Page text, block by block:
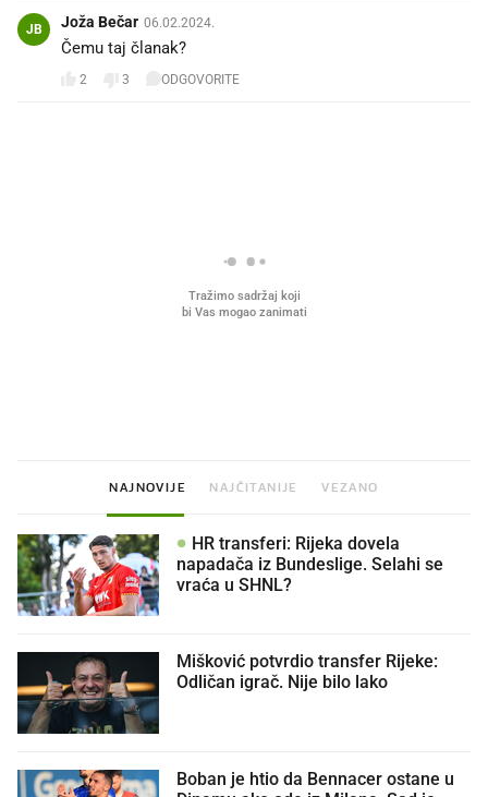
JB Joža Bečar 06.02.2024.
Čemu taj članak?
2 3 ODGOVORITE
NAJNOVIJE NAJČITANIJE VEZANO
HR transferi: Rijeka dovela
napadača iz Bundeslige. Selahi se
vraća u SHNL?
Mišković potvrdio transfer Rijeke:
Odličan igrač. Nije bilo lako
Boban je htio da Bennacer ostane u